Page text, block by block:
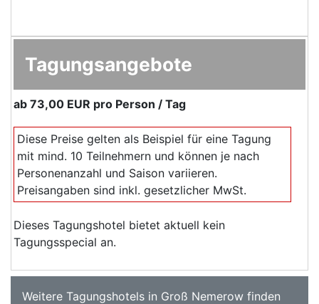
Tagungsangebote
ab 73,00 EUR pro Person / Tag
Diese Preise gelten als Beispiel für eine Tagung
mit mind. 10 Teilnehmern und können je nach
Personenanzahl und Saison variieren.
Preisangaben sind inkl. gesetzlicher MwSt.
Dieses Tagungshotel bietet aktuell kein
Tagungsspecial an.
Weitere Tagungshotels in Groß Nemerow finden